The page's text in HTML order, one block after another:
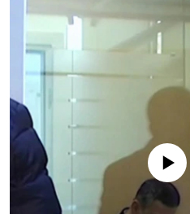
No media source